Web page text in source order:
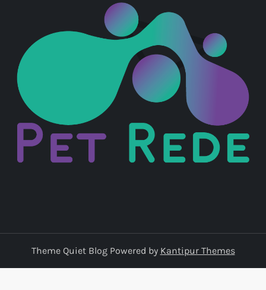
Theme Quiet Blog Powered by Kantipur Themes